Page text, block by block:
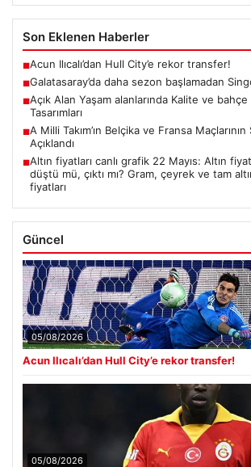
Son Eklenen Haberler
■Acun Ilıcalı’dan Hull City’e rekor transfer!
■Galatasaray’da daha sezon başlamadan
■Açık Alan Yaşam alanlarında Kalite ve bahçe
Tasarımları
■A Milli Takım’ın Belçika ve Fransa Maçlarının
Açıklandı
■Altın fiyatları canlı grafik 22 Mayıs: Altın
düştü mü, çıktı mı? Gram, çeyrek ve tam
fiyatları
Güncel
05/08/2026
Acun Ilıcalı’dan Hull City’e rekor transfer!
05/08/2026